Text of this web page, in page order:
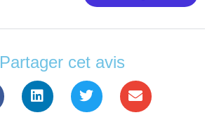
Partager cet avis